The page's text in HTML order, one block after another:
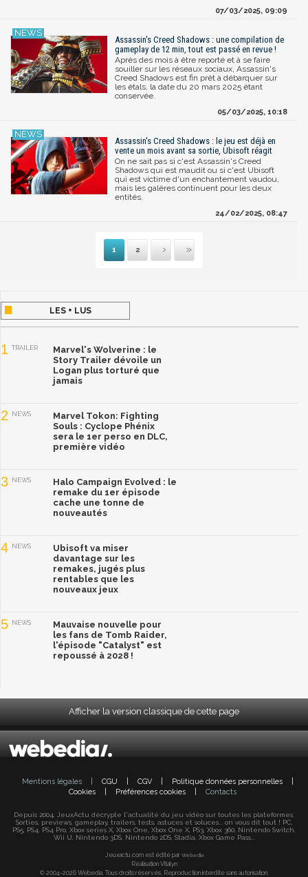
07/03/2025, 09:09
Assassin's Creed Shadows : une compilation de
gameplay de 12 min, tout est passé en revue !
Après des mois à être reporté et à se faire
souiller sur les réseaux sociaux, Assassin's
Creed Shadows est fin prêt à débarquer sur
les étals, la date du 20 mars 2025 étant
conservée.
05/03/2025, 10:18
Assassin's Creed Shadows : le jeu est déjà en
vente un mois avant sa sortie, Ubisoft réagit
On ne sait pas si c'est Assassin's Creed
Shadows qui est maudit ou si c'est Ubisoft
qui est victime d'un enchantement vaudou,
mais les galères continuent pour les deux
entités.
24/02/2025, 08:47
1 2
Suivante
Dernière
LES + LUS
1 TRAILER
Marvel's Wolverine : le
Story Trailer dévoile un
Logan plus torturé que
jamais
2 NEWS
Marvel Tokon: Fighting
Souls : Cyclope Phénix
sera le 1er perso en DLC,
première vidéo
3 NEWS
Halo Campaign Evolved : le
remake du 1er épisode
cache une tonne de
nouveautés
4 NEWS
Ubisoft va miser
davantage sur les
remakes, jugés plus
rentables que les
nouveaux jeux
5 NEWS
Mauvaise nouvelle pour
les fans de Tomb Raider,
l'épisode "Catalyst" est
repoussé à 2028 !
Afficher la version classique de cette page
Mentions légales CGU CGV Politique données personnelles
Cookies
Préférences cookies Contacts
Depuis 2004, JeuxActu décrypte l'actualité du jeu vidéo sur toutes les plateformes.
Sorties, previews, gameplay, trailers, tests, astuces et soluces... on vous dit tout ! PC,
PS5, PS4, PS4 Pro, Xbox series X, Xbox One, Xbox One X, PS3, Xbox 360, Nintendo Switch,
Wii U, Nintendo 3DS, Nintendo 2DS, Stadia, Xbox Game Pass...
Jeuxactu.com est édité par Webedia
Réalisation Vitalyn
© 2004-2026 Webedia. Tous droits réservés. Reproduction interdite sans autorisation.